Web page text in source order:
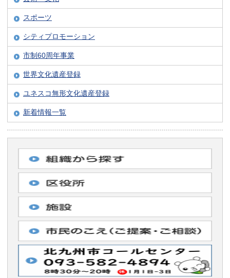
スポーツ
シティプロモーション
市制60周年事業
世界文化遺産登録
ユネスコ無形文化遺産登録
新着情報一覧